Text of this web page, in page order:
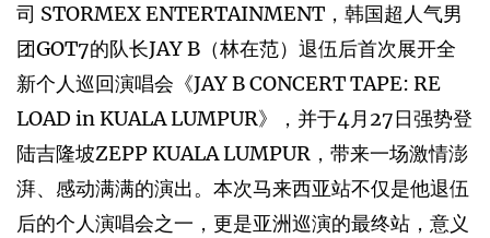
司 STORMEX ENTERTAINMENT，韩国超人气男
团GOT7的队长JAY B（林在范）退伍后首次展开全
新个人巡回演唱会《JAY B CONCERT TAPE: RE
LOAD in KUALA LUMPUR》，并于4月27日强势登
陆吉隆坡ZEPP KUALA LUMPUR，带来一场激情澎
湃、感动满满的演出。本次马来西亚站不仅是他退伍
后的个人演唱会之一，更是亚洲巡演的最终站，意义